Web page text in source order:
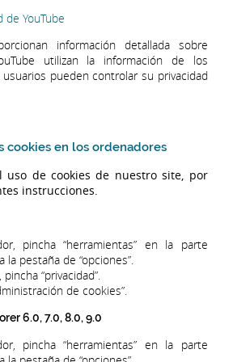
de YouTube
información detallada sobre
utilizan la información de los
pueden controlar su privacidad
cookies en los ordenadores
de cookies de nuestro site, por
instrucciones.
pincha “herramientas” en la parte
pestaña de “opciones”.
“privacidad”.
de cookies”.
6.0, 7.0, 8.0, 9.0
pincha “herramientas” en la parte